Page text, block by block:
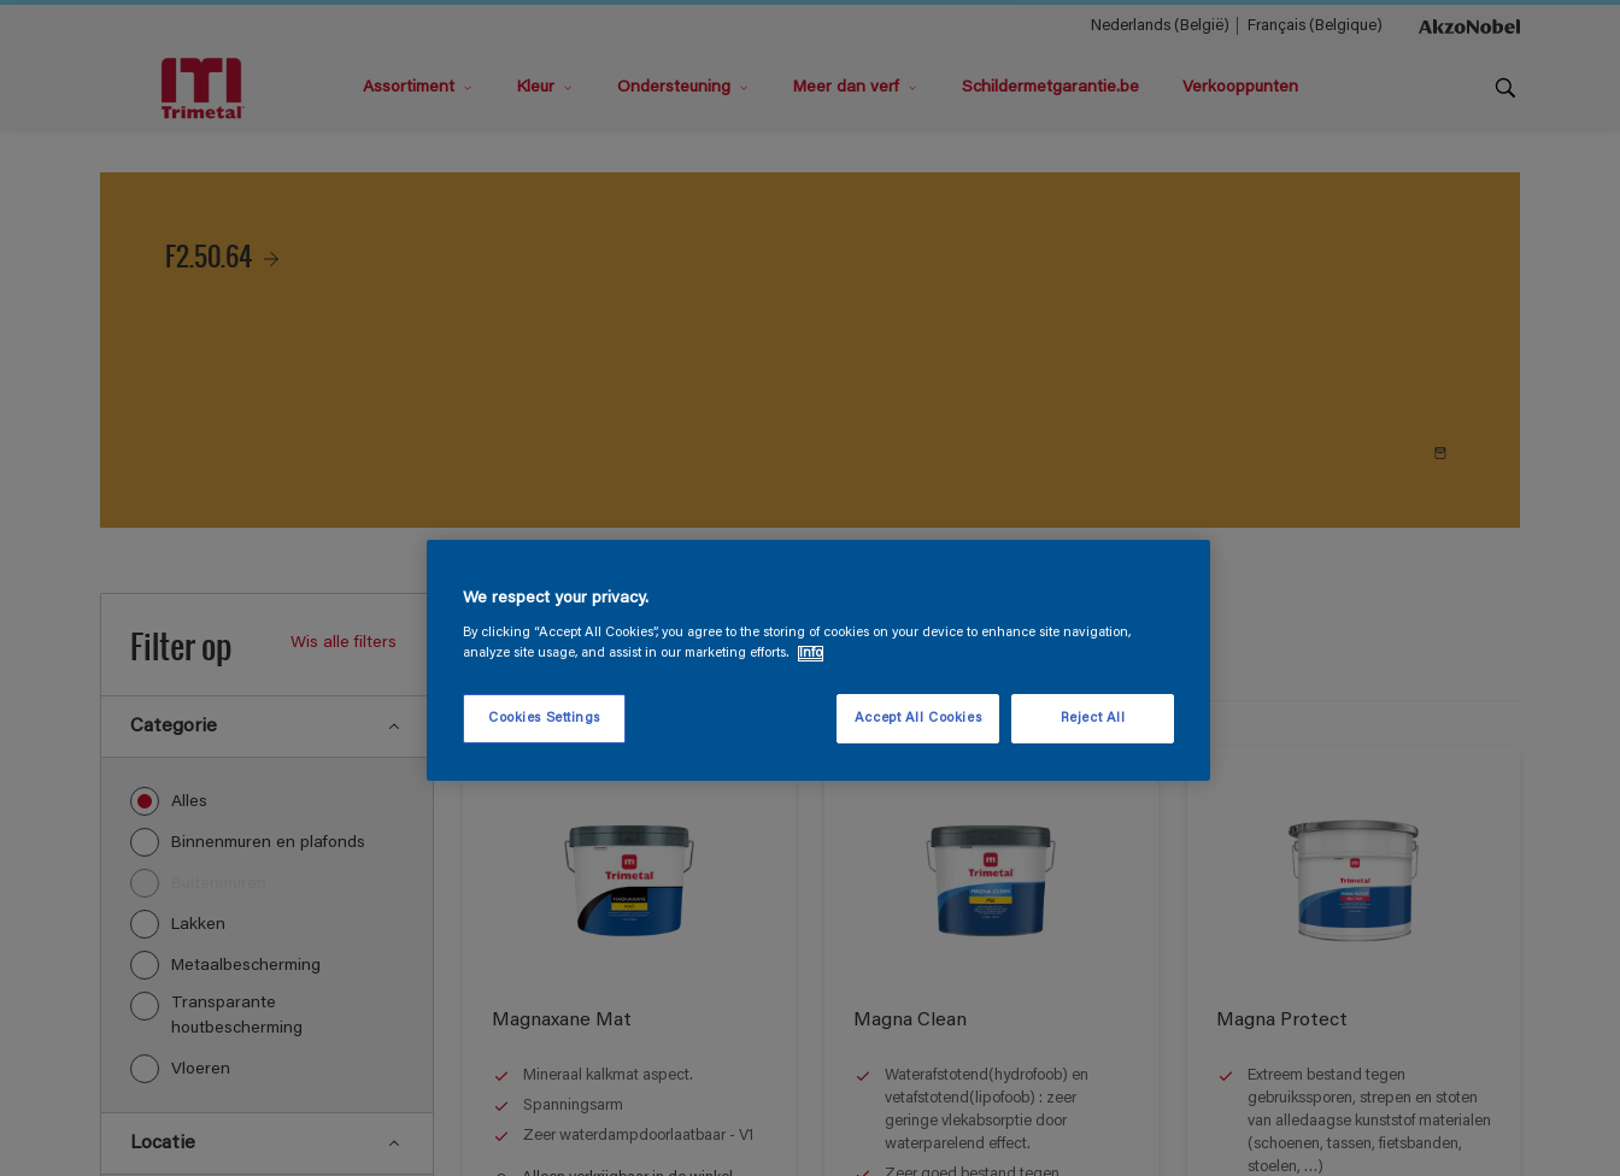
Nederlands (België) Français (Belgique)
Assortiment Kleur Ondersteuning Meer dan verf Schildermetgarantie.be Verkooppunten
F2.50.64
Filter op Wis alle filters
Categorie
Alles
Binnenmuren en plafonds
Lakken
Metaalbescherming
Transparante
houtbescherming
Vloeren
Locatie
Onze producten
Magnaxane Mat
Mineraal kalkmat aspect.
Spanningsarm
Zeer waterdampdoorlaatbaar - V1
Magna Clean
Waterafstotend(hydrofoob) en
vetafstotend(lipofoob) : zeer
geringe vlekabsorptie door
waterparelend effect.
Magna Protect
Extreem bestand tegen
gebruikssporen, strepen en stoten
van alledaagse kunststof materialen
(schoenen, tassen, fietsbanden,
stoelen, …)
We respect your privacy.
By clicking “Accept All Cookies”, you agree to the storing of cookies on your device to enhance site navigation,
analyze site usage, and assist in our marketing efforts.
Info
Cookies Settings Reject All
Accept All Cookies